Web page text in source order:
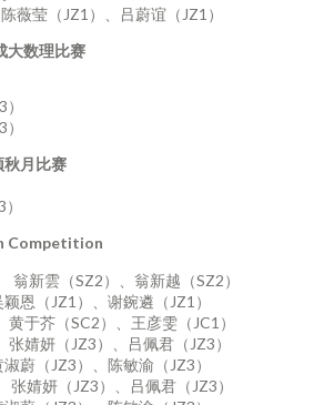
薇莹（JZ1）、吕蔚谊（JZ1）
大数理比赛
秋月比赛
Design Competition
雲（SZ2）、翁新越（SZ2）
、谢鋺遴（JZ1）
（SC2）、王彦雯（JC1）
妍（JZ3）、吕佩君（JZ3）
、陈敏渝（JZ3）
婧妍（JZ3）、吕佩君（JZ3）